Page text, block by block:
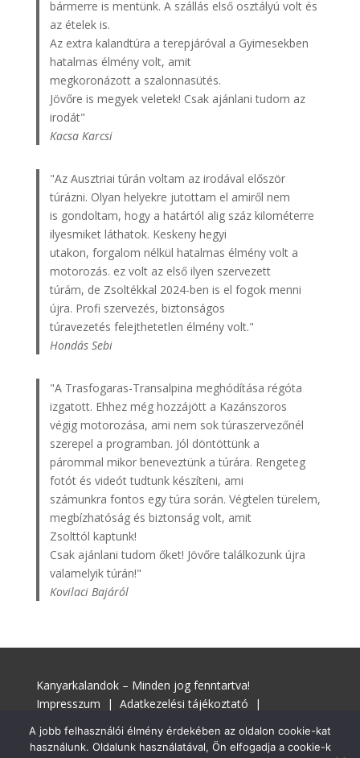
bármerre is mentünk. A szállás első osztályú volt és
az ételek is.
Az extra kalandtúra a terepjáróval a Gyimesekben
hatalmas élmény volt, amit
megkoronázott a szalonnasütés.
Jövőre is megyek veletek! Csak ajánlani tudom az
irodát"
Kacsa Karcsi
"Az Ausztriai túrán voltam az irodával először
túrázni. Olyan helyekre jutottam el amiről nem
is gondoltam, hogy a határtól alig száz kilométerre
ilyesmiket láthatok. Keskeny hegyi
utakon, forgalom nélkül hatalmas élmény volt a
motorozás. ez volt az első ilyen szervezett
túrám, de Zsoltékkal 2024-ben is el fogok menni
újra. Profi szervezés, biztonságos
túravezetés felejthetetlen élmény volt."
Hondás Sebi
"A Trasfogaras-Transalpina meghódítása régóta
izgatott. Ehhez még hozzájött a Kazánszoros
végig motorozása, ami nem sok túraszervezőnél
szerepel a programban. Jól döntöttünk a
párommal mikor beneveztünk a túrára. Rengeteg
fotót és videót tudtunk készíteni, ami
számunkra fontos egy túra során. Végtelen türelem,
megbízhatóság és biztonság volt, amit
Zsolttól kaptunk!
Csak ajánlani tudom őket! Jövőre találkozunk újra
valamelyik túrán!"
Kovilaci Bajáról
Kanyarkalandok – Minden jog fenntartva!
Impresszum | Adatkezelési tájékoztató |
A jobb felhasználói élmény érdekében az oldalon cookie-kat
használunk. Oldalunk használatával, Ön elfogadja a cookie-k